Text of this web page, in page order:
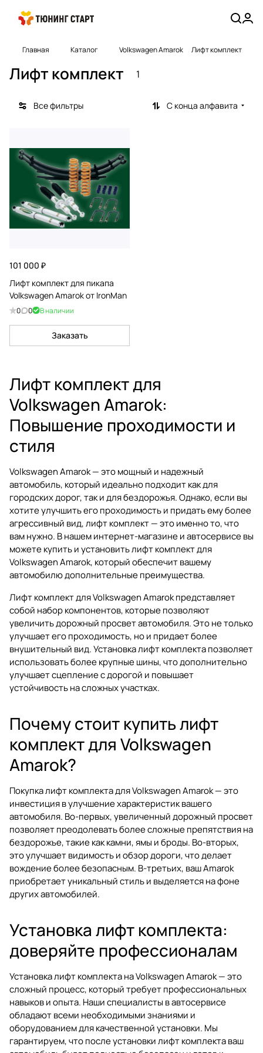
Главная Каталог Volkswagen Amarok Лифт комплект
Лифт комплект 1
Все фильтры С конца алфавита
101 000 ₽
Лифт комплект для пикапа
Volkswagen Amarok от IronMan
0 0 В наличии
Заказать
Лифт комплект для
Volkswagen Amarok:
Повышение проходимости и
стиля
Volkswagen Amarok — это мощный и надежный
автомобиль, который идеально подходит как для
городских дорог, так и для бездорожья. Однако, если вы
хотите улучшить его проходимость и придать ему более
агрессивный вид, лифт комплект — это именно то, что
вам нужно. В нашем интернет-магазине и автосервисе вы
можете купить и установить лифт комплект для
Volkswagen Amarok, который обеспечит вашему
автомобилю дополнительные преимущества.
Лифт комплект для Volkswagen Amarok представляет
собой набор компонентов, которые позволяют
увеличить дорожный просвет автомобиля. Это не только
улучшает его проходимость, но и придает более
внушительный вид. Установка лифт комплекта позволяет
использовать более крупные шины, что дополнительно
улучшает сцепление с дорогой и повышает
устойчивость на сложных участках.
Почему стоит купить лифт
комплект для Volkswagen
Amarok?
Покупка лифт комплекта для Volkswagen Amarok — это
инвестиция в улучшение характеристик вашего
автомобиля. Во-первых, увеличенный дорожный просвет
позволяет преодолевать более сложные препятствия на
бездорожье, такие как камни, ямы и броды. Во-вторых,
это улучшает видимость и обзор дороги, что делает
вождение более безопасным. В-третьих, ваш Amarok
приобретает уникальный стиль и выделяется на фоне
других автомобилей.
Установка лифт комплекта:
доверяйте профессионалам
Установка лифт комплекта на Volkswagen Amarok — это
сложный процесс, который требует профессиональных
навыков и опыта. Наши специалисты в автосервисе
обладают всеми необходимыми знаниями и
оборудованием для качественной установки. Мы
гарантируем, что после установки лифт комплекта ваш